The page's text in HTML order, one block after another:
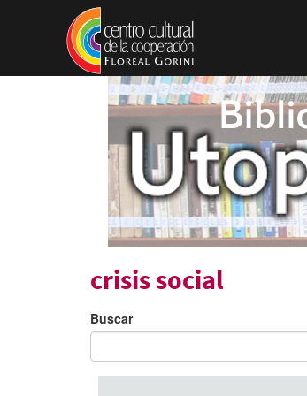
Pasar al contenido principal
crisis social
Buscar